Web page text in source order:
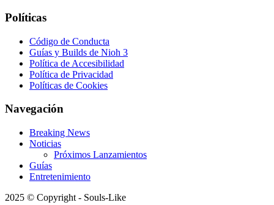
Políticas
Código de Conducta
Guías y Builds de Nioh 3
Política de Accesibilidad
Política de Privacidad
Políticas de Cookies
Navegación
Breaking News
Noticias
Próximos Lanzamientos
Guías
Entretenimiento
2025 © Copyright - Souls-Like